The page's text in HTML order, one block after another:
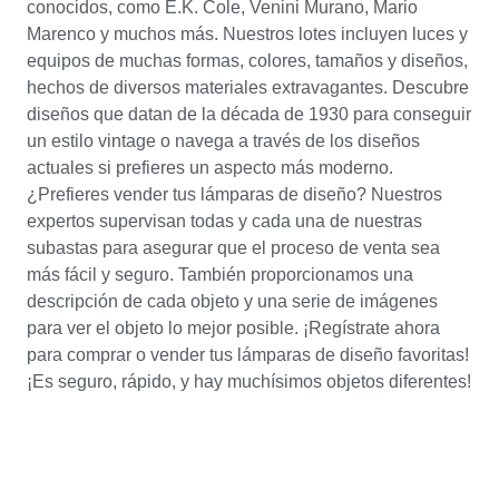
conocidos, como E.K. Cole, Venini Murano, Mario
Marenco y muchos más. Nuestros lotes incluyen luces y
equipos de muchas formas, colores, tamaños y diseños,
hechos de diversos materiales extravagantes. Descubre
diseños que datan de la década de 1930 para conseguir
un estilo vintage o navega a través de los diseños
actuales si prefieres un aspecto más moderno.
¿Prefieres vender tus lámparas de diseño? Nuestros
expertos supervisan todas y cada una de nuestras
subastas para asegurar que el proceso de venta sea
más fácil y seguro. También proporcionamos una
descripción de cada objeto y una serie de imágenes
para ver el objeto lo mejor posible. ¡Regístrate ahora
para comprar o vender tus lámparas de diseño favoritas!
¡Es seguro, rápido, y hay muchísimos objetos diferentes!